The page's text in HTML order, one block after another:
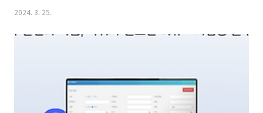
구분하여 고객에게 더욱 신뢰감 있는 기업 이미지를 선사할 수 있습니다.
위해 전화 응대 업무가 어떻게 진행되고 있는지 파악이 필요합니다.같은
틴을 아톡비즈 ARS 서비스로 대체하여 자동음성안내 및 문자 발송 서비
스로 해결할 수 있습니다. ARS 서비스 구축 방법 과 비용 전화업무와 ..
2024. 3. 25.